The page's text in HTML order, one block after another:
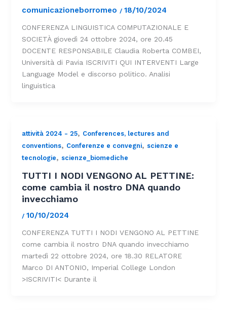
comunicazioneborromeo / 18/10/2024
CONFERENZA LINGUISTICA COMPUTAZIONALE E
SOCIETÀ giovedì 24 ottobre 2024, ore 20.45
DOCENTE RESPONSABILE Claudia Roberta COMBEI,
Università di Pavia ISCRIVITI QUI INTERVENTI Large
Language Model e discorso politico. Analisi
linguistica
attività 2024 - 25, Conferences, lectures and
conventions, Conferenze e convegni, scienze e
tecnologie, scienze_biomediche
TUTTI I NODI VENGONO AL PETTINE:
come cambia il nostro DNA quando
invecchiamo
/ 10/10/2024
CONFERENZA TUTTI I NODI VENGONO AL PETTINE
come cambia il nostro DNA quando invecchiamo
martedì 22 ottobre 2024, ore 18.30 RELATORE
Marco DI ANTONIO, Imperial College London
>ISCRIVITI< Durante il